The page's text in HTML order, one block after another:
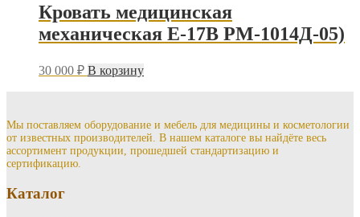
Кровать медицинская
механическая Е-17B РМ-1014Д-05)
30 000 ₽ В корзину
Мы поставляем оборудование и мебель для медицины и косметологии
от известных производителей. В нашем каталоге вы найдёте весь
ассортимент продукции, прошедшей стандартизацию и
сертификацию.
Каталог